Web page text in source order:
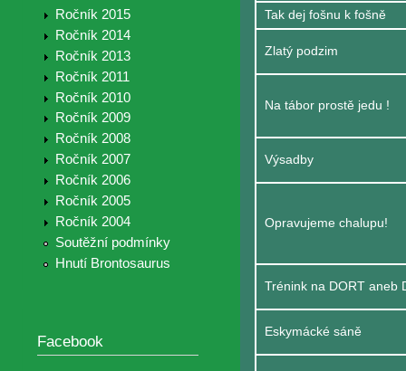
Ročník 2015
Ročník 2014
Ročník 2013
Ročník 2011
Ročník 2010
Ročník 2009
Ročník 2008
Ročník 2007
Ročník 2006
Ročník 2005
Ročník 2004
Soutěžní podmínky
Hnutí Brontosaurus
Facebook
Tak dej fošnu k fošně
Zlatý podzim
Na tábor prostě jedu !
Výsadby
Opravujeme chalupu!
Trénink na DORT aneb
Eskymácké sáně